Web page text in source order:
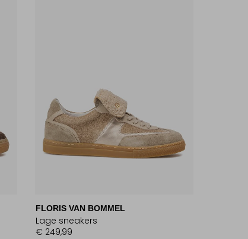
FLORIS VAN BOMMEL
Lage sneakers
€ 249,99